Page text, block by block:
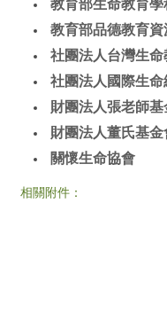
教育部生命教育學
教育部品德教育資
社團法人台灣生命
社團法人國際生命
財團法人張老師基
財團法人董氏基金
關懷生命協會
相關附件：